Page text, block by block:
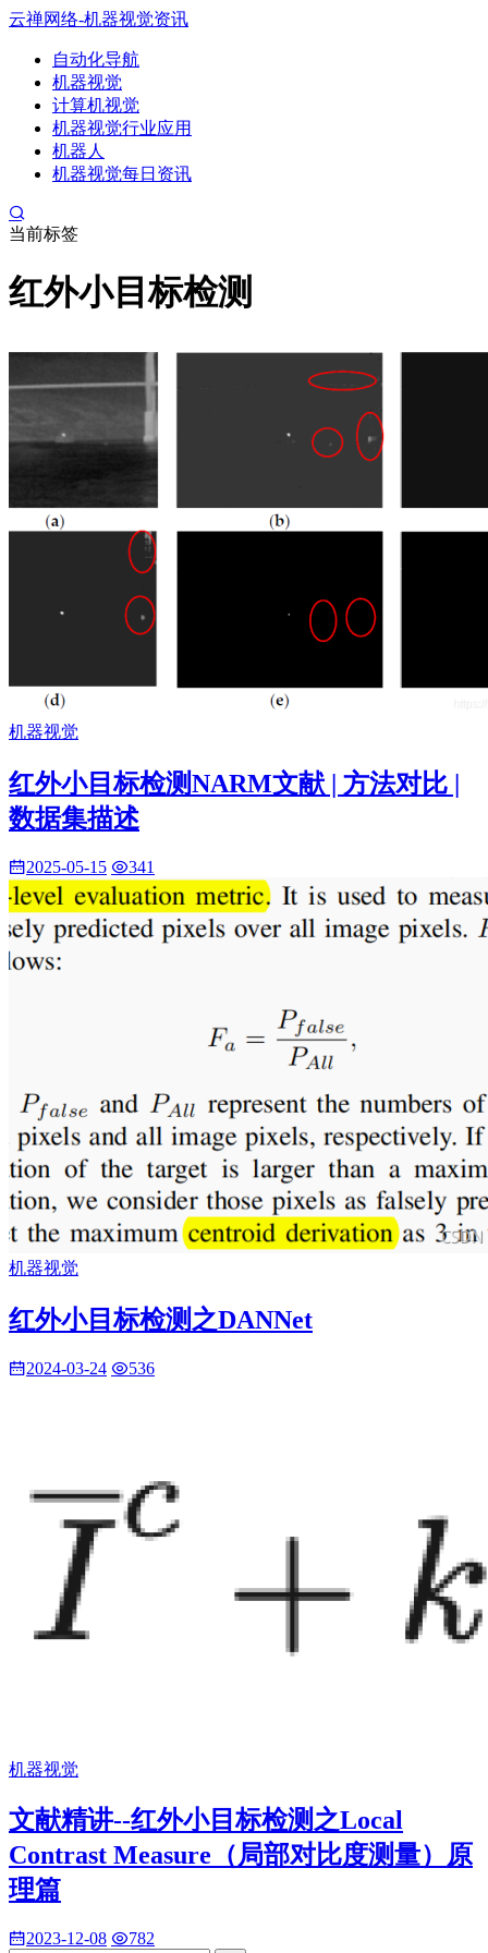
云禅网络-机器视觉资讯
自动化导航
机器视觉
计算机视觉
机器视觉行业应用
机器人
机器视觉每日资讯
当前标签
红外小目标检测
机器视觉
红外小目标检测NARM文献 | 方法对比 |
数据集描述
2025-05-15 341
机器视觉
红外小目标检测之DANNet
2024-03-24 536
机器视觉
文献精讲--红外小目标检测之Local
Contrast Measure（局部对比度测量）原
理篇
2023-12-08 782